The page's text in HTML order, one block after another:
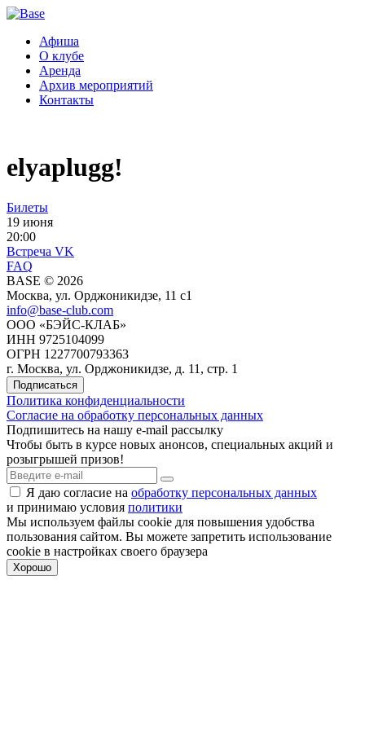
Афиша
О клубе
Аренда
Архив мероприятий
Контакты
elyaplugg!
Билеты
19 июня
20:00
Встреча VK
FAQ
BASE © 2026
Москва, ул. Орджоникидзе, 11 c1
info@base-club.com
ООО «БЭЙС-КЛАБ»
ИНН 9725104099
ОГРН 1227700793363
г. Москва, ул. Орджоникидзе, д. 11, стр. 1
Подписаться
Политика конфиденциальности
Согласие на обработку персональных данных
Подпишитесь на нашу e-mail рассылку
Чтобы быть в курсе новых анонсов, специальных акций и
розыгрышей призов!
Я даю согласие на обработку персональных данных
и принимаю условия политики
Мы используем файлы cookie для повышения удобства
пользования cайтом. Вы можете запретить использование
cookie в настройках своего браузера
Хорошо